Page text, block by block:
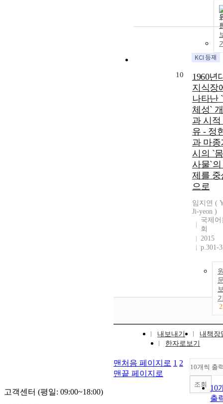
10
1960년
지식장
나타난
체성`
과 시적
유 - 정
과 마종
시의 `
사물`의
제를 중
으로
임지연 (
Ji-yeon )
국제
회
2015
p.301-
2
내보내기
내책장
한자로보기
10개씩 출
10
출
조회
맨처음 페이지로 1 2
맨끝 페이지로
고객센터 (평일: 09:00~18:00)